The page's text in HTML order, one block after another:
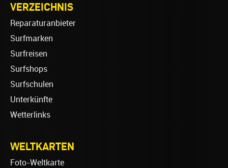
VERZEICHNIS
Reparaturanbieter
Surfmarken
Surfreisen
Surfshops
Surfschulen
Unterkünfte
Wetterlinks
WELTKARTEN
Foto-Weltkarte